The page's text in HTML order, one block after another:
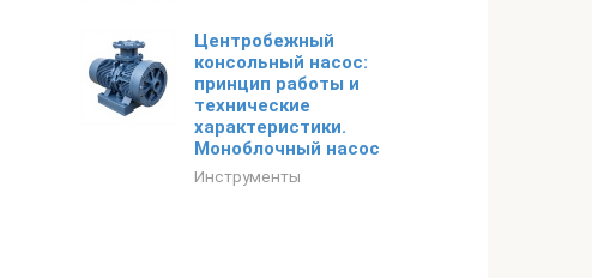
Центробежный
консольный насос:
принцип работы и
технические
характеристики.
Моноблочный насос
Инструменты